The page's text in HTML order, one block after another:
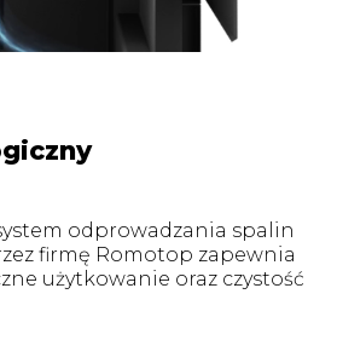
odprowadzania spalin
firmę Romotop zapewnia
użytkowanie oraz czystość